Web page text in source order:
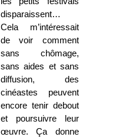
disparaissent…
Cela m’intéressait
de voir comment
sans chômage,
sans aides et sans
diffusion, des
cinéastes peuvent
encore tenir debout
et poursuivre leur
œuvre. Ça donne